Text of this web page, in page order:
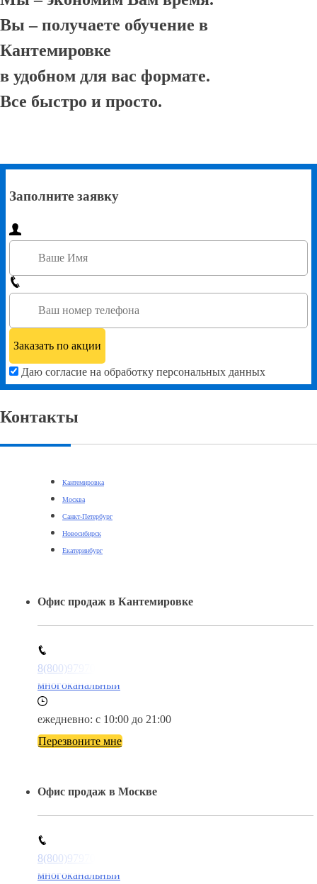
Вы – получаете обучение в
Кантемировке
в удобном для вас формате.
Все быстро и просто.
Заполните заявку
Даю согласие на обработку персональных данных
Контакты
Кантемировка
Москва
Санкт-Петербург
Новосибирск
Екатеринбург
Офис продаж в Кантемировке
8(800)9797043
многоканальный
ежедневно: с 10:00 до 21:00
Перезвоните мне
Офис продаж в Москве
8(800)9797043
многоканальный